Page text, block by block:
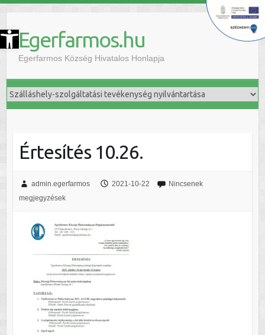
Eszköztár megnyitása Egerfarmos.hu
Egerfarmos Község Hivatalos Honlapja
Értesítés 10.26.
admin.egerfarmos 2021-10-22
Nincsenek
megjegyzések